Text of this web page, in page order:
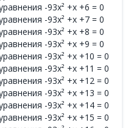
-93x² +x +6 = 0
-93x² +x +7 = 0
-93x² +x +8 = 0
-93x² +x +9 = 0
-93x² +x +10 = 0
-93x² +x +11 = 0
-93x² +x +12 = 0
-93x² +x +13 = 0
-93x² +x +14 = 0
-93x² +x +15 = 0